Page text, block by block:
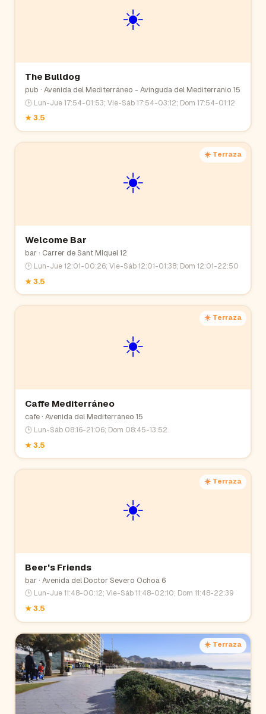
☀️
The Bulldog
pub · Avenida del Mediterráneo - Avinguda del Mediterranio 15
🕒 Lun-Jue 17:54-01:53; Vie-Sáb 17:54-03:12; Dom 17:54-01:12
★3.5
☀️
☀️ Terraza
Welcome Bar
bar· Carrer de Sant Miquel 12
🕒 Lun-Jue 12:01-00:26; Vie-Sáb 12:01-01:38; Dom 12:01-22:50
★3.5
☀️
☀️ Terraza
Caffe Mediterráneo
cafe· Avenida del Mediterráneo 15
🕒 Lun-Sáb 08:16-21:06; Dom 08:45-13:52
★3.5
☀️
☀️ Terraza
Beer's Friends
bar· Avenida del Doctor Severo Ochoa 6
🕒 Lun-Jue 11:48-00:12; Vie-Sáb 11:48-02:10; Dom 11:48-22:39
★3.5
☀️ Terraza